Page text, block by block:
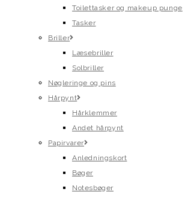
Toilettasker og makeup punge
Tasker
Briller
Læsebriller
Solbriller
Nøgleringe og pins
Hårpynt
Hårklemmer
Andet hårpynt
Papirvarer
Anledningskort
Bøger
Notesbøger